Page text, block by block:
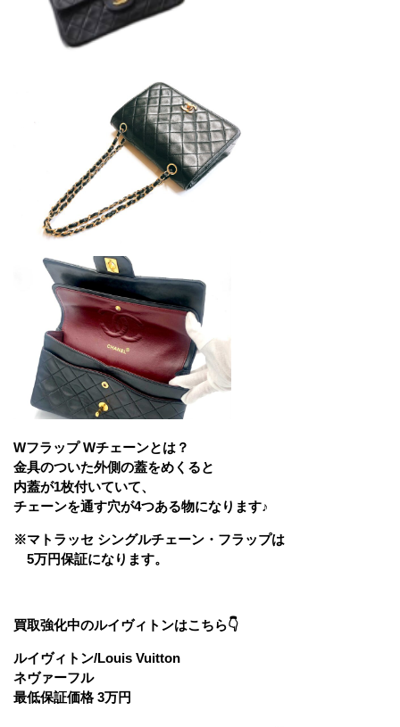
Wフラップ Wチェーンとは？
金具のついた外側の蓋をめくると
内蓋が1枚付いていて、
チェーンを通す穴が4つある物になります♪
※マトラッセ シングルチェーン・フラップは
5万円保証になります。
買取強化中のルイヴィトンはこちら👇
ルイヴィトン/Louis Vuitton
ネヴァーフル
最低保証価格 3万円